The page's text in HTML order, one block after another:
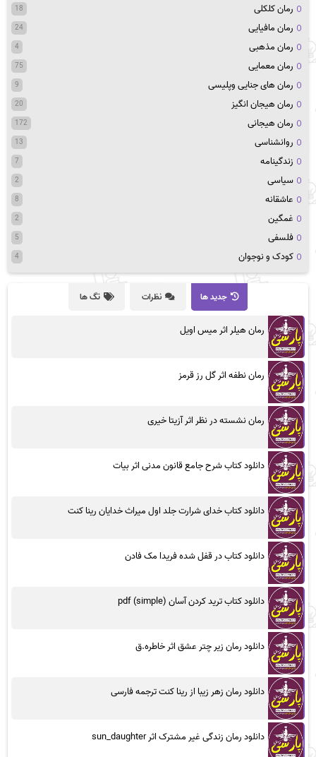
رمان کلکلی 18
رمان مافیایی 24
رمان مذهبی 4
رمان معمایی 75
رمان های جنایی وپلیسی 9
رمان هیجان انگیز 20
رمان هیجانی 172
روانشناسی 13
زندگینامه 7
سیاسی 2
عاشقانه 8
غمگین 2
فلسفی 5
کودک و نوجوان 4
جدید ها نظرات تگ ها
رمان هیلر اثر میس اویل
رمان نطفه اثر گل رز قرمز
رمان نشسته در نظر اثر آزیتا خیری
دانلود کتاب شرح جامع قانون مدنی اثر بیات
دانلود کتاب خدای شرارت جلد اول میراث خدایان رینا کنت
دانلود کتاب در قفل شده فریدا مک فادن
دانلود کتاب ترید کردن آسان (simple) pdf
دانلود رمان زیر چتر عشق اثر خاطره.ق
دانلود رمان زهر زیبا از رینا کنت ترجمه فارسی
دانلود رمان زندگی غیر مشترک اثر sun_daughter